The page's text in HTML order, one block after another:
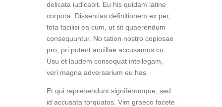
delicata iudicabit. Eu his quidam latine
corpora. Dissentias definitionem ex per,
tota facilisi ea cum, ut sit quaerendum
consequuntur. No tation nostro copiosae
pro, pri putent ancillae accusamus cu.
Usu et laudem consequat intellegam,
veri magna adversarium eu has.
Et qui reprehendunt signiferumque, sed
id accusata torquatos. Vim graeco facete